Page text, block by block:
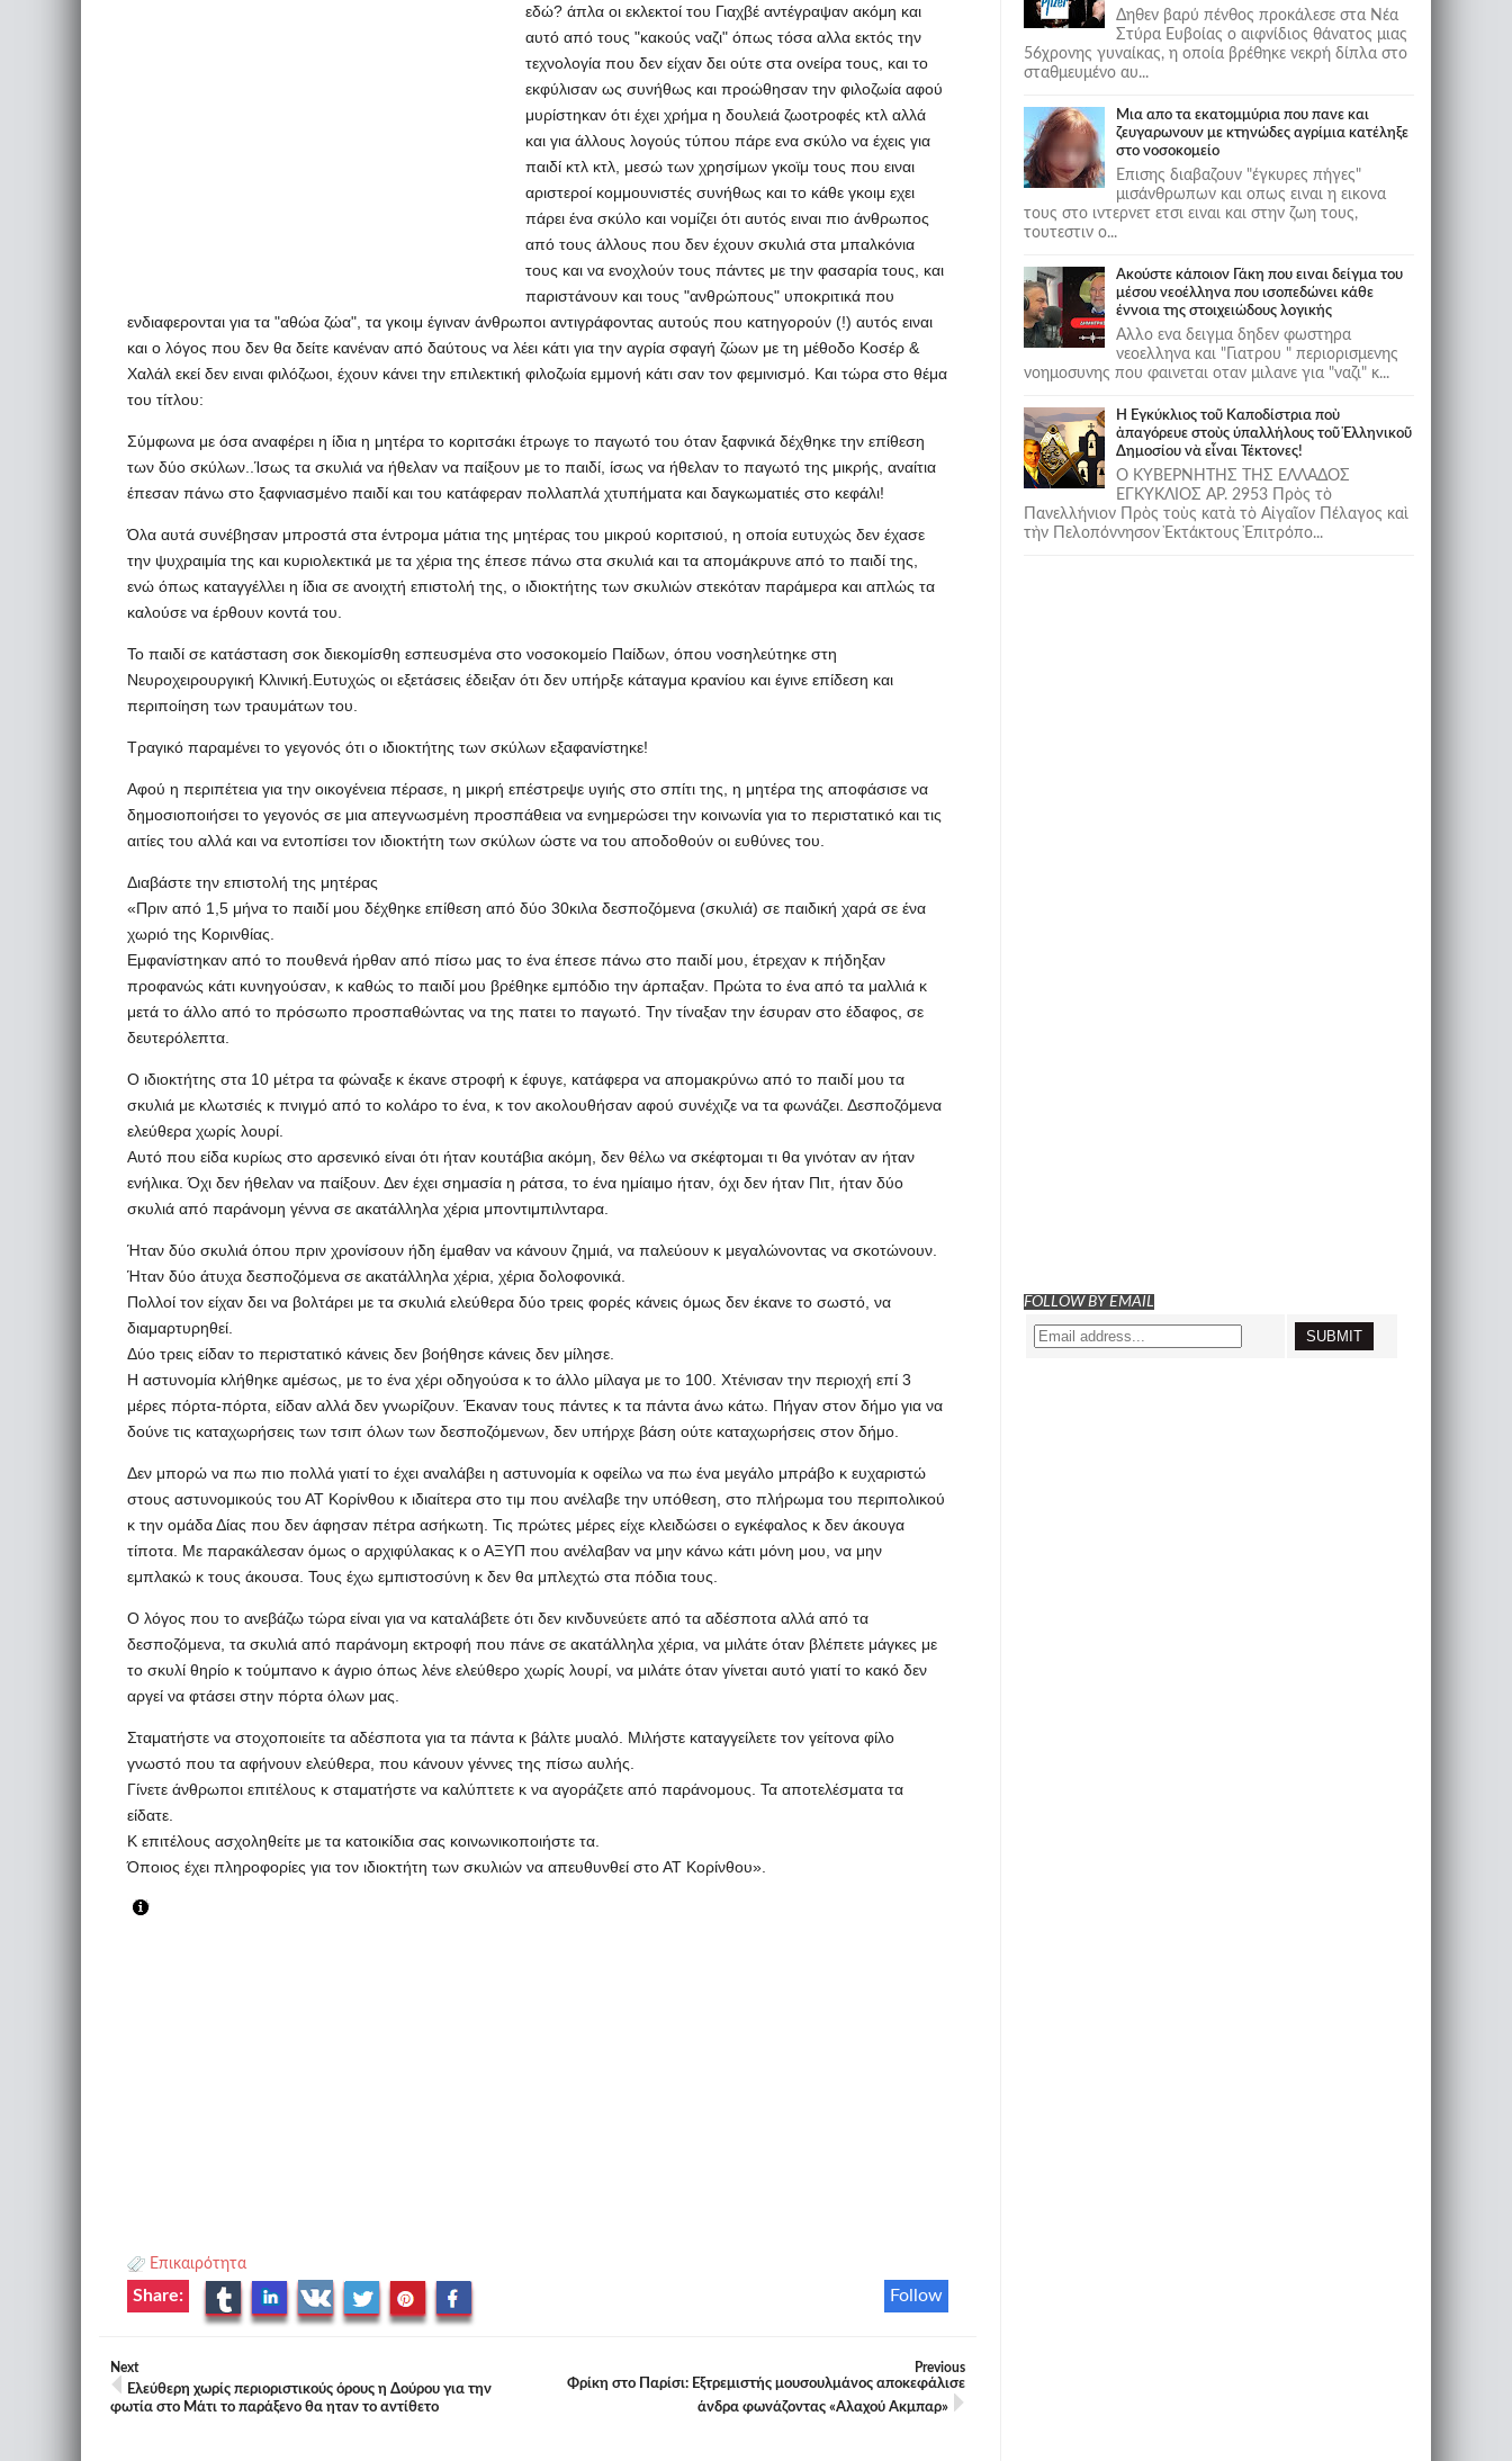
εδώ? άπλα οι εκλεκτοί του Γιαχβέ αντέγραψαν ακόμη και
αυτό από τους "κακούς ναζι" όπως τόσα αλλα εκτός την
τεχνολογία που δεν είχαν δει ούτε στα ονείρα τους, και το
εκφύλισαν ως συνήθως και προώθησαν την φιλοζωία αφού
μυρίστηκαν ότι έχει χρήμα η δουλειά ζωοτροφές κτλ αλλά
και για άλλους λογούς τύπου πάρε ενα σκύλο να έχεις για
παιδί κτλ κτλ, μεσώ των χρησίμων γκοϊμ τους που ειναι
αριστεροί κομμουνιστές συνήθως και το κάθε γκοιμ εχει
πάρει ένα σκύλο και νομίζει ότι αυτός ειναι πιο άνθρωπος
από τους άλλους που δεν έχουν σκυλιά στα μπαλκόνια
τους και να ενοχλούν τους πάντες με την φασαρία τους, και
παριστάνουν και τους "ανθρώπους" υποκριτικά που
ενδιαφερονται για τα "αθώα ζώα", τα γκοιμ έγιναν άνθρωποι αντιγράφοντας αυτούς που κατηγορούν (!) αυτός ειναι
και ο λόγος που δεν θα δείτε κανέναν από δαύτους να λέει κάτι για την αγρία σφαγή ζώων με τη μέθοδο Κοσέρ &
Χαλάλ εκεί δεν ειναι φιλόζωοι, έχουν κάνει την επιλεκτική φιλοζωία εμμονή κάτι σαν τον φεμινισμό. Και τώρα στο θέμα
του τίτλου:
Σύμφωνα με όσα αναφέρει η ίδια η μητέρα το κοριτσάκι έτρωγε το παγωτό του όταν ξαφνικά δέχθηκε την επίθεση
των δύο σκύλων..Ίσως τα σκυλιά να ήθελαν να παίξουν με το παιδί, ίσως να ήθελαν το παγωτό της μικρής, αναίτια
έπεσαν πάνω στο ξαφνιασμένο παιδί και του κατάφεραν πολλαπλά χτυπήματα και δαγκωματιές στο κεφάλι!
Όλα αυτά συνέβησαν μπροστά στα έντρομα μάτια της μητέρας του μικρού κοριτσιού, η οποία ευτυχώς δεν έχασε
την ψυχραιμία της και κυριολεκτικά με τα χέρια της έπεσε πάνω στα σκυλιά και τα απομάκρυνε από το παιδί της,
ενώ όπως καταγγέλλει η ίδια σε ανοιχτή επιστολή της, ο ιδιοκτήτης των σκυλιών στεκόταν παράμερα και απλώς τα
καλούσε να έρθουν κοντά του.
Το παιδί σε κατάσταση σοκ διεκομίσθη εσπευσμένα στο νοσοκομείο Παίδων, όπου νοσηλεύτηκε στη
Νευροχειρουργική Κλινική.Ευτυχώς οι εξετάσεις έδειξαν ότι δεν υπήρξε κάταγμα κρανίου και έγινε επίδεση και
περιποίηση των τραυμάτων του.
Τραγικό παραμένει το γεγονός ότι ο ιδιοκτήτης των σκύλων εξαφανίστηκε!
Αφού η περιπέτεια για την οικογένεια πέρασε, η μικρή επέστρεψε υγιής στο σπίτι της, η μητέρα της αποφάσισε να
δημοσιοποιήσει το γεγονός σε μια απεγνωσμένη προσπάθεια να ενημερώσει την κοινωνία για το περιστατικό και τις
αιτίες του αλλά και να εντοπίσει τον ιδιοκτήτη των σκύλων ώστε να του αποδοθούν οι ευθύνες του.
Διαβάστε την επιστολή της μητέρας
«Πριν από 1,5 μήνα το παιδί μου δέχθηκε επίθεση από δύο 30κιλα δεσποζόμενα (σκυλιά) σε παιδική χαρά σε ένα
χωριό της Κορινθίας.
Εμφανίστηκαν από το πουθενά ήρθαν από πίσω μας το ένα έπεσε πάνω στο παιδί μου, έτρεχαν κ πήδηξαν
προφανώς κάτι κυνηγούσαν, κ καθώς το παιδί μου βρέθηκε εμπόδιο την άρπαξαν. Πρώτα το ένα από τα μαλλιά κ
μετά το άλλο από το πρόσωπο προσπαθώντας να της πατει το παγωτό. Την τίναξαν την έσυραν στο έδαφος, σε
δευτερόλεπτα.
Ο ιδιοκτήτης στα 10 μέτρα τα φώναξε κ έκανε στροφή κ έφυγε, κατάφερα να απομακρύνω από το παιδί μου τα
σκυλιά με κλωτσιές κ πνιγμό από το κολάρο το ένα, κ τον ακολουθήσαν αφού συνέχιζε να τα φωνάζει. Δεσποζόμενα
ελεύθερα χωρίς λουρί.
Αυτό που είδα κυρίως στο αρσενικό είναι ότι ήταν κουτάβια ακόμη, δεν θέλω να σκέφτομαι τι θα γινόταν αν ήταν
ενήλικα. Όχι δεν ήθελαν να παίξουν. Δεν έχει σημασία η ράτσα, το ένα ημίαιμο ήταν, όχι δεν ήταν Πιτ, ήταν δύο
σκυλιά από παράνομη γέννα σε ακατάλληλα χέρια μποντιμπιλνταρα.
Ήταν δύο σκυλιά όπου πριν χρονίσουν ήδη έμαθαν να κάνουν ζημιά, να παλεύουν κ μεγαλώνοντας να σκοτώνουν.
Ήταν δύο άτυχα δεσποζόμενα σε ακατάλληλα χέρια, χέρια δολοφονικά.
Πολλοί τον είχαν δει να βολτάρει με τα σκυλιά ελεύθερα δύο τρεις φορές κάνεις όμως δεν έκανε το σωστό, να
διαμαρτυρηθεί.
Δύο τρεις είδαν το περιστατικό κάνεις δεν βοήθησε κάνεις δεν μίλησε.
Η αστυνομία κλήθηκε αμέσως, με το ένα χέρι οδηγούσα κ το άλλο μίλαγα με το 100. Χτένισαν την περιοχή επί 3
μέρες πόρτα-πόρτα, είδαν αλλά δεν γνωρίζουν. Έκαναν τους πάντες κ τα πάντα άνω κάτω. Πήγαν στον δήμο για να
δούνε τις καταχωρήσεις των τσιπ όλων των δεσποζόμενων, δεν υπήρχε βάση ούτε καταχωρήσεις στον δήμο.
Δεν μπορώ να πω πιο πολλά γιατί το έχει αναλάβει η αστυνομία κ οφείλω να πω ένα μεγάλο μπράβο κ ευχαριστώ
στους αστυνομικούς του ΑΤ Κορίνθου κ ιδιαίτερα στο τιμ που ανέλαβε την υπόθεση, στο πλήρωμα του περιπολικού
κ την ομάδα Δίας που δεν άφησαν πέτρα ασήκωτη. Τις πρώτες μέρες είχε κλειδώσει ο εγκέφαλος κ δεν άκουγα
τίποτα. Με παρακάλεσαν όμως ο αρχιφύλακας κ ο ΑΞΥΠ που ανέλαβαν να μην κάνω κάτι μόνη μου, να μην
εμπλακώ κ τους άκουσα. Τους έχω εμπιστοσύνη κ δεν θα μπλεχτώ στα πόδια τους.
Ο λόγος που το ανεβάζω τώρα είναι για να καταλάβετε ότι δεν κινδυνεύετε από τα αδέσποτα αλλά από τα
δεσποζόμενα, τα σκυλιά από παράνομη εκτροφή που πάνε σε ακατάλληλα χέρια, να μιλάτε όταν βλέπετε μάγκες με
το σκυλί θηρίο κ τούμπανο κ άγριο όπως λένε ελεύθερο χωρίς λουρί, να μιλάτε όταν γίνεται αυτό γιατί το κακό δεν
αργεί να φτάσει στην πόρτα όλων μας.
Σταματήστε να στοχοποιείτε τα αδέσποτα για τα πάντα κ βάλτε μυαλό. Μιλήστε καταγγείλετε τον γείτονα φίλο
γνωστό που τα αφήνουν ελεύθερα, που κάνουν γέννες της πίσω αυλής.
Γίνετε άνθρωποι επιτέλους κ σταματήστε να καλύπτετε κ να αγοράζετε από παράνομους. Τα αποτελέσματα τα
είδατε.
Κ επιτέλους ασχοληθείτε με τα κατοικίδια σας κοινωνικοποιήστε τα.
Όποιος έχει πληροφορίες για τον ιδιοκτήτη των σκυλιών να απευθυνθεί στο ΑΤ Κορίνθου».
Επικαιρότητα
Follow
Share:
Next
Ελεύθερη χωρίς περιοριστικούς όρους η Δούρου για την
φωτία στο Μάτι το παράξενο θα ηταν το αντίθετο
Previous
Φρίκη στο Παρίσι: Εξτρεμιστής μουσουλμάνος αποκεφάλισε
άνδρα φωνάζοντας «Aλαχού Aκμπαρ»
Δηθεν βαρύ πένθος προκάλεσε στα Νέα
Στύρα Ευβοίας ο αιφνίδιος θάνατος μιας
56χρονης γυναίκας, η οποία βρέθηκε νεκρή δίπλα στο
σταθμευμένο αυ...
Μια απο τα εκατομμύρια που πανε και
ζευγαρωνουν με κτηνώδες αγρίμια κατέληξε
στο νοσοκομείο
Επισης διαβαζουν "έγκυρες πήγες"
μισάνθρωπων και οπως ειναι η εικονα
τους στο ιντερνετ ετσι ειναι και στην ζωη τους,
τουτεστιν ο...
Ακούστε κάποιον Γάκη που ειναι δείγμα του
μέσου νεοέλληνα που ισοπεδώνει κάθε
έννοια της στοιχειώδους λογικής
Αλλο ενα δειγμα δηδεν φωστηρα
νεοελληνα και "Γιατρου " περιορισμενης
νοημοσυνης που φαινεται οταν μιλανε για "ναζι" κ...
Ἡ Ἐγκύκλιος τοῦ Καποδίστρια ποὺ
ἀπαγόρευε στοὺς ὑπαλλήλους τοῦ Ἑλληνικοῦ
Δημοσίου νὰ εἶναι Τέκτονες!
Ο ΚΥΒΕΡΝΗΤΗΣ ΤΗΣ ΕΛΛΑΔΟΣ
ΕΓΚΥΚΛΙΟΣ ΑΡ. 2953 Πρὸς τὸ
Πανελλήνιον Πρὸς τοὺς κατὰ τὸ Αἰγαῖον Πέλαγος καὶ
τὴν Πελοπόννησον Ἐκτάκτους Ἐπιτρόπο...
FOLLOW BY EMAIL